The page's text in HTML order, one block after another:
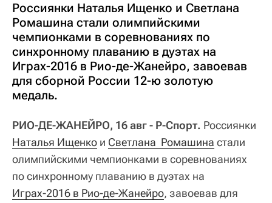
Россиянки Наталья Ищенко и Светлана
Ромашина стали олимпийскими
чемпионками в соревнованиях по
синхронному плаванию в дуэтах на
Играх-2016 в Рио-де-Жанейро, завоевав
для сборной России 12-ю золотую
медаль.
РИО-ДЕ-ЖАНЕЙРО, 16 авг - Р-Спорт. Россиянки
Наталья Ищенко и Светлана  Ромашина стали
олимпийскими чемпионками в соревнованиях
по синхронному плаванию в дуэтах на
Играх-2016 в Рио-де-Жанейро, завоевав для